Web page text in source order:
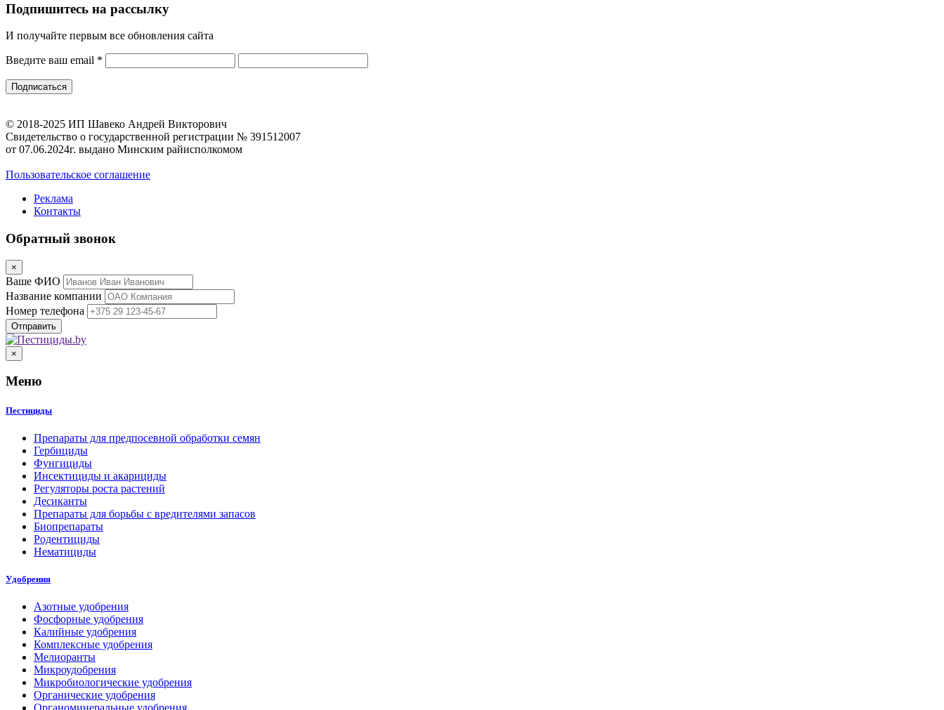
Подпишитесь на рассылку
И получайте первым все обновления сайта
Введите ваш email *
© 2018-2025 ИП Шавеко Андрей Викторович
Свидетельство о государственной регистрации № 391512007
от 07.06.2024г. выдано Минским райисполкомом
Пользовательское соглашение
Реклама
Контакты
Обратный звонок
×
Ваше ФИО
Название компании
Номер телефона
×
Меню
Пестициды
Препараты для предпосевной обработки семян
Гербициды
Фунгициды
Инсектициды и акарициды
Регуляторы роста растений
Десиканты
Препараты для борьбы с вредителями запасов
Биопрепараты
Родентициды
Нематициды
Удобрения
Азотные удобрения
Фосфорные удобрения
Калийные удобрения
Комплексные удобрения
Мелиоранты
Микроудобрения
Микробиологические удобрения
Органические удобрения